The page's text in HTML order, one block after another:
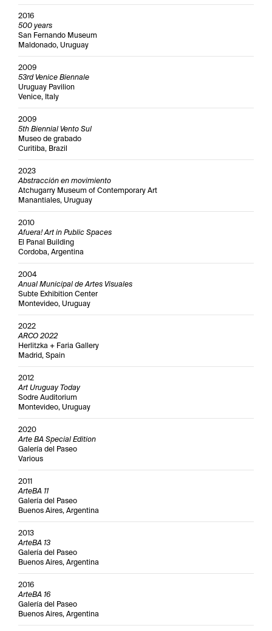
2016
500 years
San Fernando Museum
Maldonado, Uruguay
2009
53rd Venice Biennale
Uruguay Pavilion
Venice, Italy
2009
5th Biennial Vento Sul
Museo de grabado
Curitiba, Brazil
2023
Abstracción en movimiento
Atchugarry Museum of Contemporary Art
Manantiales, Uruguay
2010
Afuera! Art in Public Spaces
El Panal Building
Cordoba, Argentina
2004
Anual Municipal de Artes Visuales
Subte Exhibition Center
Montevideo, Uruguay
2022
ARCO 2022
Herlitzka + Faria Gallery
Madrid, Spain
2012
Art Uruguay Today
Sodre Auditorium
Montevideo, Uruguay
2020
Arte BA Special Edition
Galería del Paseo
Various
2011
ArteBA 11
Galería del Paseo
Buenos Aires, Argentina
2013
ArteBA 13
Galería del Paseo
Buenos Aires, Argentina
2016
ArteBA 16
Galería del Paseo
Buenos Aires, Argentina